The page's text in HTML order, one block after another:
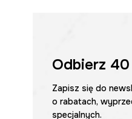
Odbierz 40
Zapisz się do
o rabatach,
specjalnych.